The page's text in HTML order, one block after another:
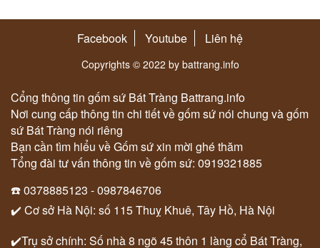
Facebook Youtube Liên hệ
Copyrights © 2022 by battrang.info
Cổng thông tin gốm sứ Bát Tràng Battrang.info
Nơi cung cấp thông tin chi tiết về gốm sứ nói chung và gốm
sứ Bát Tràng nói riêng
Bạn cần tìm hiểu về Gốm sứ xin mời ghé thăm
Tổng đài tư vấn thông tin về gốm sứ: 0919321885
☎️ 0378885123 - 0987846706
✔️ Cơ sở Hà Nội: số 115 Thuỵ Khuê, Tây Hồ, Hà Nội
✔️Trụ sở chính: Số nhà 8 ngõ 45 thôn 1 làng cổ Bát Tràng,